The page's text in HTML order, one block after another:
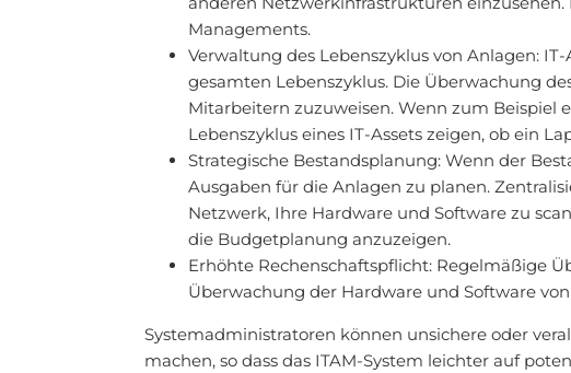
Managements.
Verwaltung des Lebenszyklus von Anlagen:
gesamten Lebenszyklus. Die Überwachung
Mitarbeitern zuzuweisen. Wenn zum
Lebenszyklus eines IT-Assets zeigen, ob ein
Strategische Bestandsplanung: Wenn der
Ausgaben für die Anlagen zu planen.
Netzwerk, Ihre Hardware und Software zu
die Budgetplanung anzuzeigen.
Erhöhte Rechenschaftspflicht: Regelmäßige
Überwachung der Hardware und Software
Systemadministratoren können unsichere oder
machen, so dass das ITAM-System leichter auf